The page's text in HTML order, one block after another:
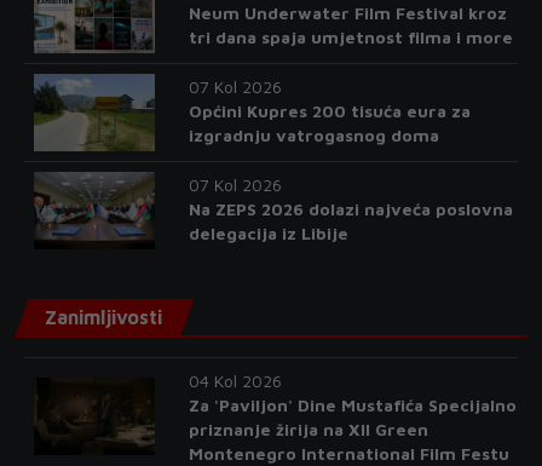
Neum Underwater Film Festival kroz
tri dana spaja umjetnost filma i more
07 Kol 2026
Općini Kupres 200 tisuća eura za
izgradnju vatrogasnog doma
07 Kol 2026
Na ZEPS 2026 dolazi najveća poslovna
delegacija iz Libije
Zanimljivosti
04 Kol 2026
Za 'Paviljon' Dine Mustafića Specijalno
priznanje žirija na XII Green
Montenegro International Film Festu